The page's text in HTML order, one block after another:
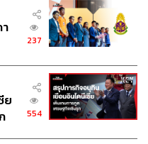
TEAM
ร THE STANDARD
PHOTOGRAPHER
นียงแจ่ม
ระจำสำนักข่าว THE
237
ย
554